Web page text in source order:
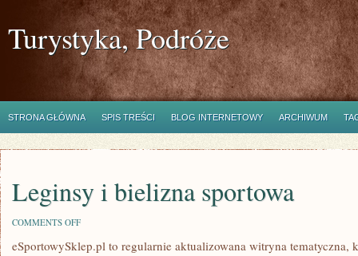
Turystyka, Podróże
STRONA GŁÓWNA SPIS TREŚCI BLOG INTERNETOWY ARCHIWUM
Leginsy i bielizna sportowa
COMMENTS OFFON
I
eSportowySklep.pl to regularnie aktualizowana witryna tematyczna,